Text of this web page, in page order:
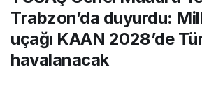
Trabzon’da duyurdu:
uçağı KAAN 2028’de
havalanacak